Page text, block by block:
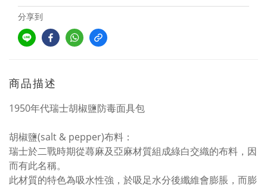
分享到
商品描述
1950年代瑞士胡椒鹽防毒面具包
胡椒鹽(salt & pepper)布料：
瑞士於二戰時期從蕁麻及亞麻材質組成綠白交織的布料，因
而有此名稱。
此材質的特色為吸水性強，於吸足水分後纖維會膨脹，而膨